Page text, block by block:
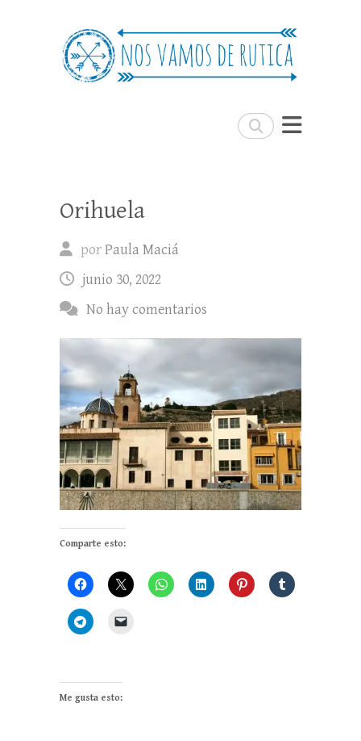
Buscar
Nos Vamos de Rutica
Orihuela
porPaula Maciá
junio 30, 2022
No hay comentarios
Comparte esto:
Me gusta esto: